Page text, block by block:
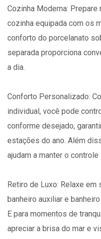
Cozinha Moderna:
cozinha equipada com os
conforto do porcelanato
separada proporciona
a dia.
Conforto Personalizado:
individual, você pode
conforme desejado,
estações do ano. Além
ajudam a manter o
Retiro de Luxo: Relaxe em
banheiro auxiliar e
E para momentos de
apreciar a brisa do mar e